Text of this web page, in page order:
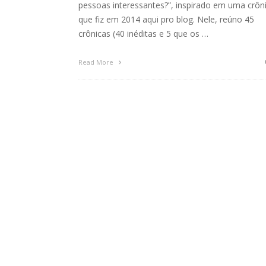
pessoas interessantes?”, inspirado em uma
que fiz em 2014 aqui pro blog. Nele, reúno 45
crônicas (40 inéditas e 5 que os …
Read More